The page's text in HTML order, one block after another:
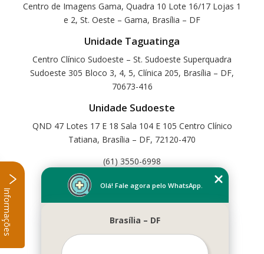
Centro de Imagens Gama, Quadra 10 Lote 16/17 Lojas 1
e 2, St. Oeste – Gama, Brasília – DF
Unidade Taguatinga
Centro Clínico Sudoeste – St. Sudoeste Superquadra
Sudoeste 305 Bloco 3, 4, 5, Clínica 205, Brasília – DF,
70673-416
Unidade Sudoeste
QND 47 Lotes 17 E 18 Sala 104 E 105 Centro Clínico
Tatiana, Brasília – DF, 72120-470
(61) 3550-6998
Home
Serviços
Contato
Olá! Fale agora pelo WhatsApp.
Brasília – DF
Informações